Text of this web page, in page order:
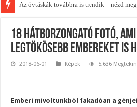
Az övtáskák továbbra is trendik – nézd
A tökéletes táskák férfiaknak – fedezd fel
18 hátborzongató fotó, ami
legtökösebb embereket is
2018-06-01 Képek 5,636
Emberi mivoltunkból fakadóan a